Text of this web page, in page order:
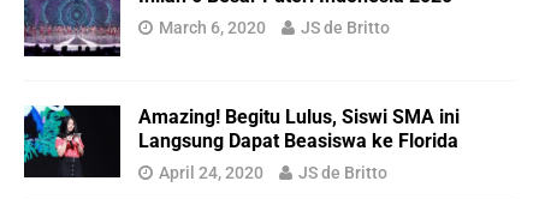
March 6, 2020 JS de Britto
Amazing! Begitu Lulus, Siswi SMA ini
Langsung Dapat Beasiswa ke Florida
April 24, 2020 JS de Britto